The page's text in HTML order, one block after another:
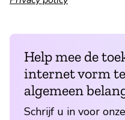
Help mee de
internet vorm
algemeen
Schrijf u in voor